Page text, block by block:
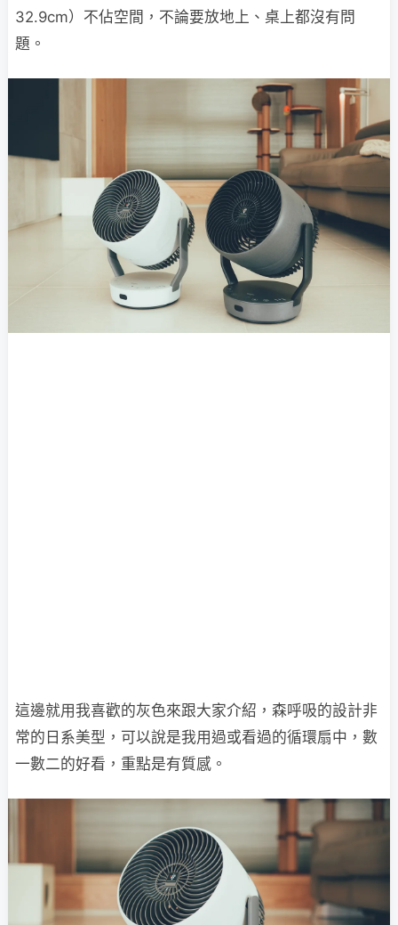
32.9cm）不佔空間，不論要放地上、桌上都沒有問
題。
這邊就用我喜歡的灰色來跟大家介紹，森呼吸的設計非
常的日系美型，可以說是我用過或看過的循環扇中，數
一數二的好看，重點是有質感。